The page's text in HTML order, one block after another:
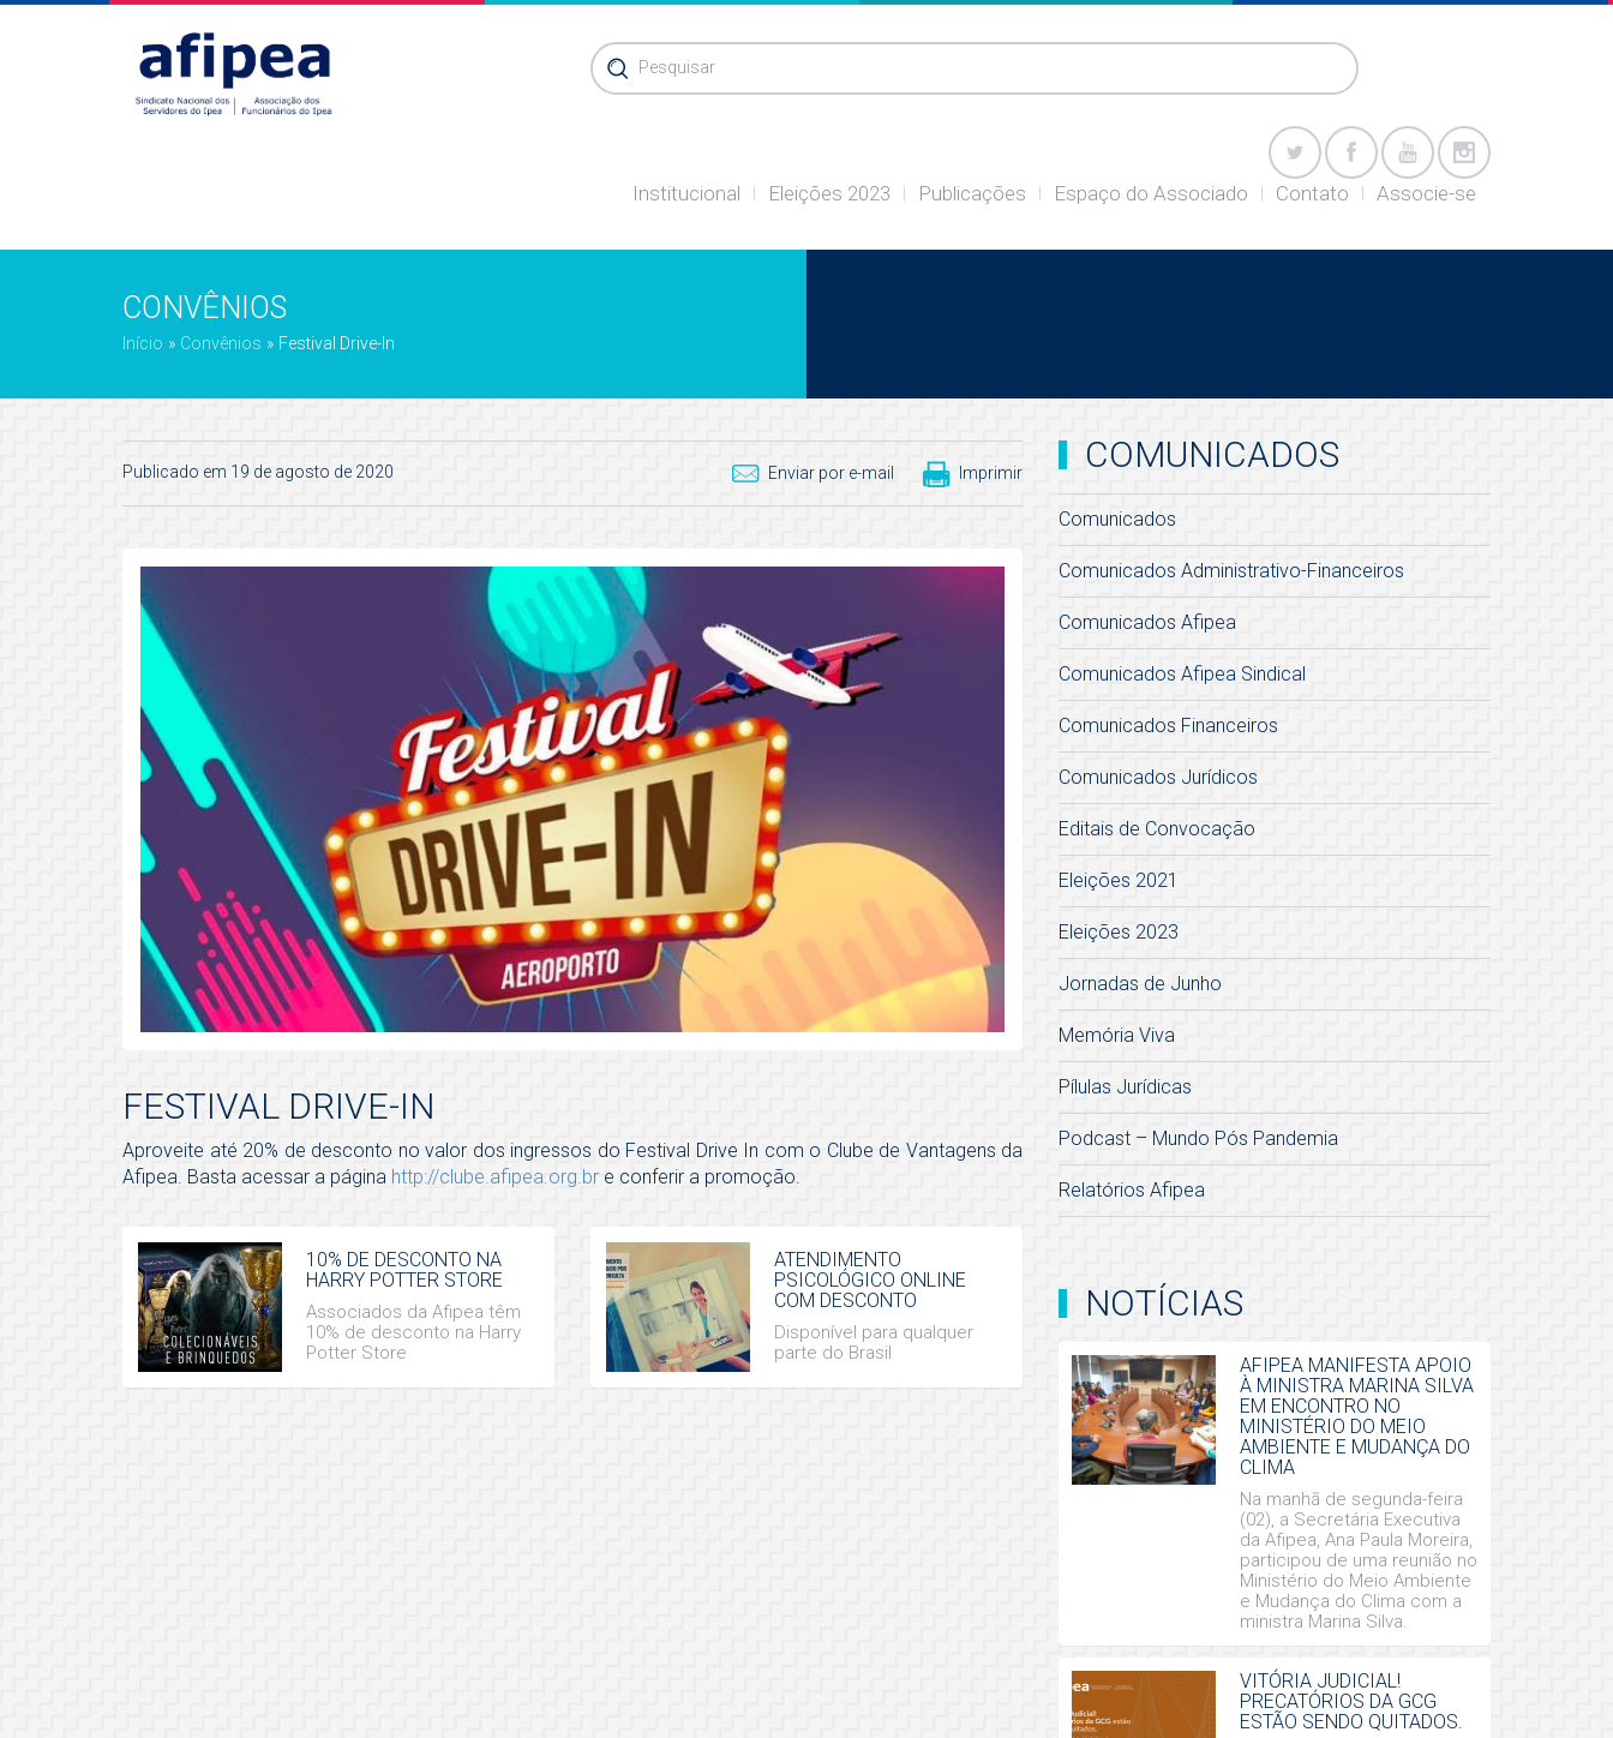
Pesquisar
Institucional Eleições 2023 Publicações Espaço do Associado Contato Associe-se
CONVÊNIOS
Início » Convênios » Festival Drive-In
Publicado em 19 de agosto de 2020 Enviar por e-mail Imprimir
FESTIVAL DRIVE-IN
Aproveite até 20% de desconto no valor dos ingressos do Festival Drive In com o Clube de Vantagens da
Afipea. Basta acessar a página http://clube.afipea.org.br e conferir a promoção.
10% DE DESCONTO NA
HARRY POTTER STORE
Associados da Afipea têm
10% de desconto na Harry
Potter Store
ATENDIMENTO
PSICOLÓGICO ONLINE
COM DESCONTO
Disponível para qualquer
parte do Brasil
COMUNICADOS
Comunicados
Comunicados Administrativo-Financeiros
Comunicados Afipea
Comunicados Afipea Sindical
Comunicados Financeiros
Comunicados Jurídicos
Editais de Convocação
Eleições 2021
Eleições 2023
Jornadas de Junho
Memória Viva
Pílulas Jurídicas
Podcast – Mundo Pós Pandemia
Relatórios Afipea
NOTÍCIAS
AFIPEA MANIFESTA APOIO
À MINISTRA MARINA SILVA
EM ENCONTRO NO
MINISTÉRIO DO MEIO
AMBIENTE E MUDANÇA DO
CLIMA
Na manhã de segunda-feira
(02), a Secretária Executiva
da Afipea, Ana Paula Moreira,
participou de uma reunião no
Ministério do Meio Ambiente
e Mudança do Clima com a
ministra Marina Silva.
VITÓRIA JUDICIAL!
PRECATÓRIOS DA GCG
ESTÃO SENDO QUITADOS.